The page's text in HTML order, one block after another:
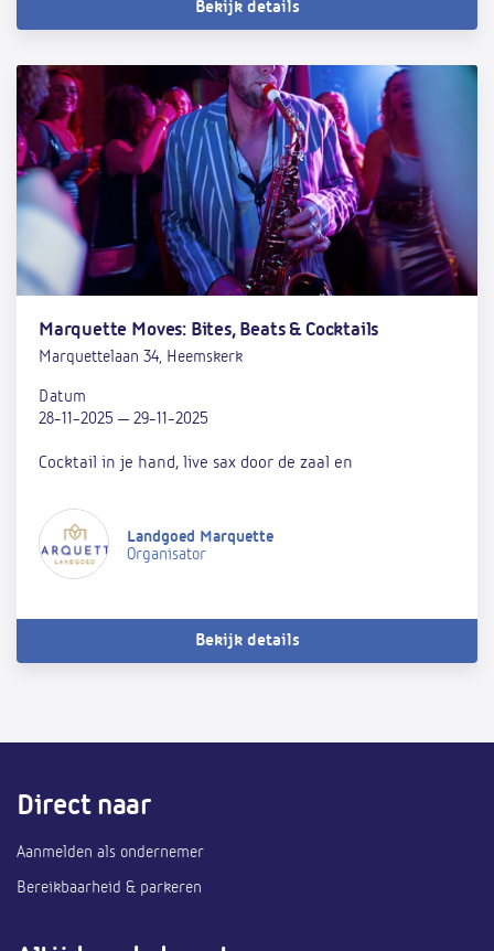
Marquette Moves: Bites, Beats & Cocktails
Marquettelaan 34, Heemskerk
Datum
28-11-2025 — 29-11-2025
Cocktail in je hand, live sax door de zaal en
Landgoed Marquette
Organisator
Bekijk details
Direct naar
Aanmelden als ondernemer
Bereikbaarheid & parkeren